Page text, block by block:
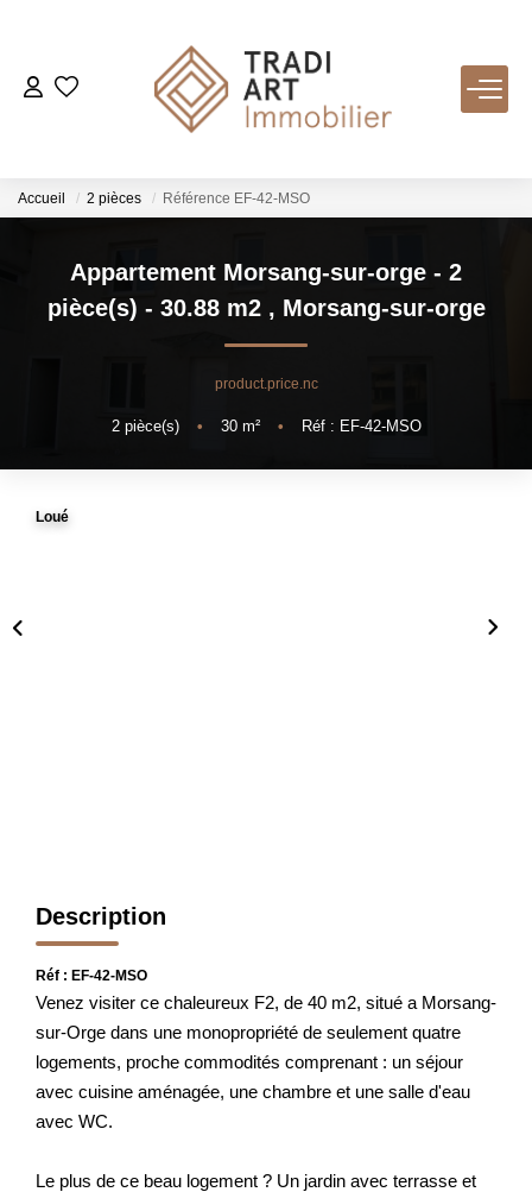
ACHETER
LOUER
Nos Services
Estimer
Biens Vendus
Accueil 2 pièces Référence EF-42-MSO
Appartement Morsang-sur-orge - 2
pièce(s) - 30.88 m2 , Morsang-sur-orge
product.price.nc
2pièce(s) • 30m² • Réf : EF-42-MSO
Loué
Description
Réf : EF-42-MSO
Venez visiter ce chaleureux F2, de 40 m2, situé a Morsang-
sur-Orge dans une monopropriété de seulement quatre
logements, proche commodités comprenant : un séjour
avec cuisine aménagée, une chambre et une salle d'eau
avec WC.
Le plus de ce beau logement ? Un jardin avec terrasse et